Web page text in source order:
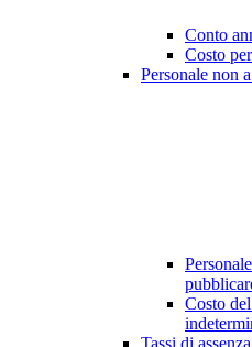
Conto
Costo
Personale non
Costo